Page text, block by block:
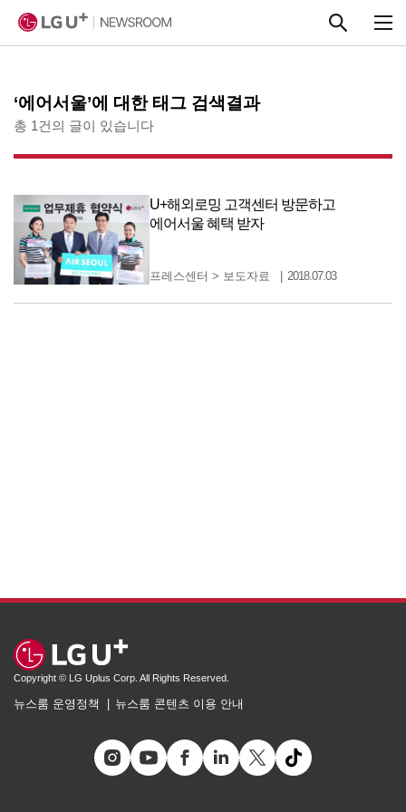
‘에어서울’에 대한 태그 검색결과
총 1건의 글이 있습니다
U+해외로밍 고객센터 방문하고
에어서울 혜택 받자
프레스센터 > 보도자료 2018.07.03
Copyright © LG Uplus Corp. All Rights Reserved.
뉴스룸 운영정책 뉴스룸 콘텐츠 이용 안내